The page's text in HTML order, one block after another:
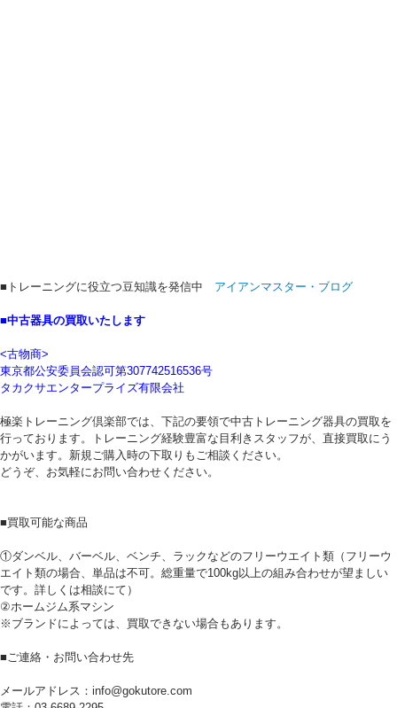
■トレーニングに役立つ豆知識を発信中 アイアンマスター・ブログ
■中古器具の買取いたします
<古物商>
東京都公安委員会認可第307742516536号
タカクサエンタープライズ有限会社
極楽トレーニング倶楽部では、下記の要領で中古トレーニング器具の買取を
行っております。トレーニング経験豊富な目利きスタッフが、直接買取にう
かがいます。新規ご購入時の下取りもご相談ください。
どうぞ、お気軽にお問い合わせください。
■買取可能な商品
①ダンベル、バーベル、ベンチ、ラックなどのフリーウエイト類（フリーウ
エイト類の場合、単品は不可。総重量で100kg以上の組み合わせが望ましい
です。詳しくは相談にて）
②ホームジム系マシン
※ブランドによっては、買取できない場合もあります。
■ご連絡・お問い合わせ先
メールアドレス：info@gokutore.com